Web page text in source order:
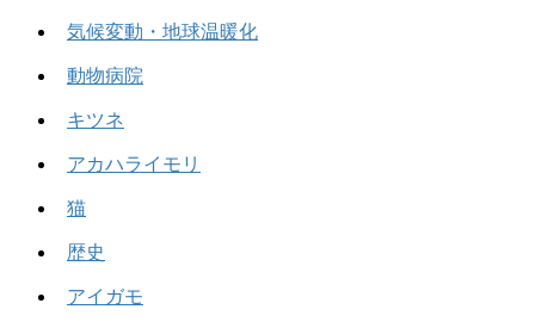
気候変動・地球温暖化
動物病院
キツネ
アカハライモリ
猫
歴史
アイガモ